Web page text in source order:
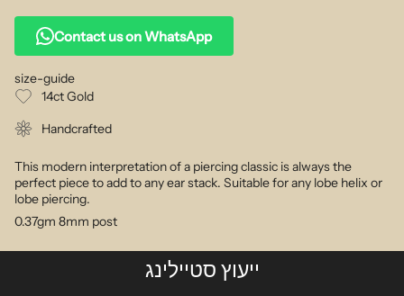
Contact us on WhatsApp
size-guide
14ct Gold
Handcrafted
This modern interpretation of a piercing classic is always the
perfect piece to add to any ear stack. Suitable for any lobe helix or
lobe piercing.
0.37gm 8mm post
ייעוץ סטיילינג